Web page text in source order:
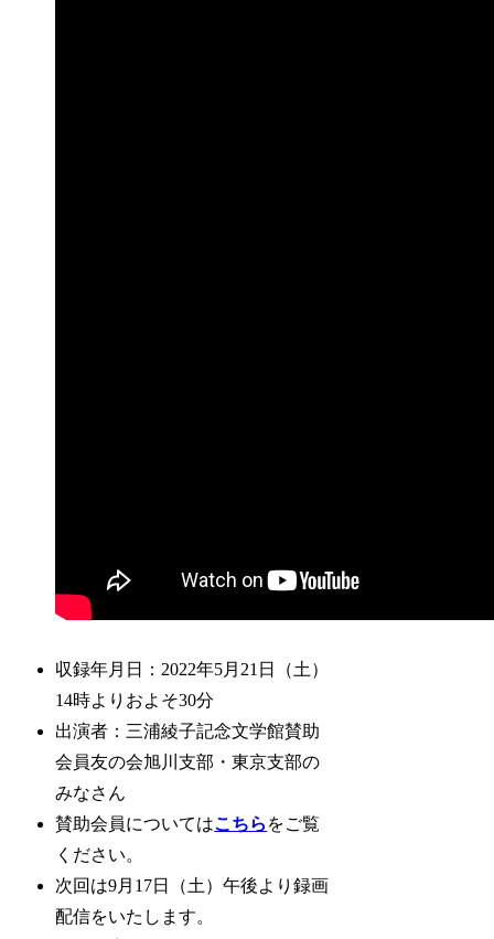
収録年月日：2022年5月21日（土）
14時よりおよそ30分
出演者：三浦綾子記念文学館賛助
会員友の会旭川支部・東京支部の
みなさん
賛助会員についてはこちら をご覧
ください。
次回は9月17日（土）午後より録画
配信をいたします。